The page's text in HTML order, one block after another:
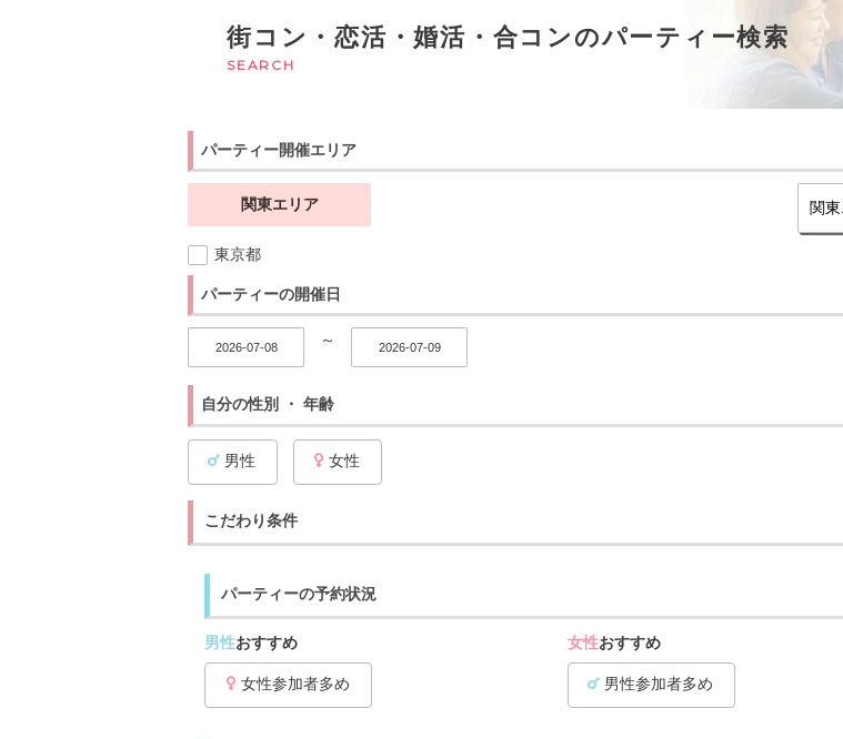
街コン・恋活・婚活・合コンのパーティー検索
SEARCH
パーティー開催エリア
関東エリア
東京都
パーティーの開催日
～
自分の性別 ・ 年齢
男性 女性
こだわり条件
パーティーの予約状況
男性おすすめ
女性参加者多め
女性おすすめ
男性参加者多め